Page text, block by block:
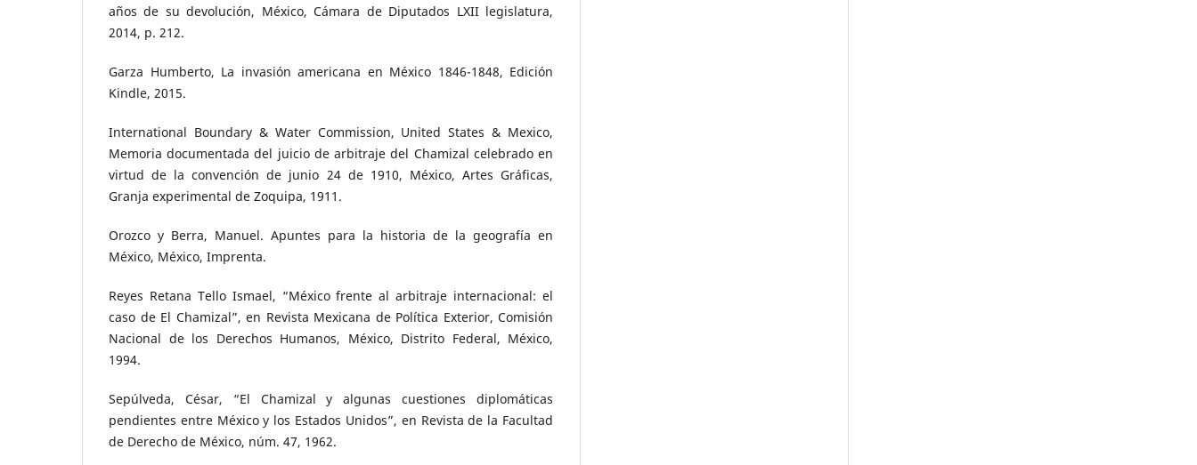
años de su devolución, México, Cámara de Diputados LXII legislatura,
2014, p. 212.
Garza Humberto, La invasión americana en México 1846-1848, Edición
Kindle, 2015.
International Boundary & Water Commission, United States & Mexico,
Memoria documentada del juicio de arbitraje del Chamizal celebrado en
virtud de la convención de junio 24 de 1910, México, Artes Gráficas,
Granja experimental de Zoquipa, 1911.
Orozco y Berra, Manuel. Apuntes para la historia de la geografía en
México, México, Imprenta.
Reyes Retana Tello Ismael, “México frente al arbitraje internacional: el
caso de El Chamizal”, en Revista Mexicana de Política Exterior, Comisión
Nacional de los Derechos Humanos, México, Distrito Federal, México,
1994.
Sepúlveda, César, “El Chamizal y algunas cuestiones diplomáticas
pendientes entre México y los Estados Unidos”, en Revista de la Facultad
de Derecho de México, núm. 47, 1962.